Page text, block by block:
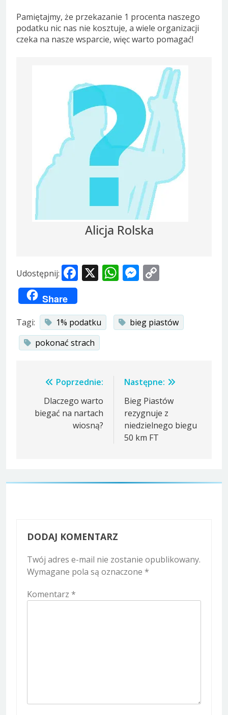
Pamiętajmy, że przekazanie 1 procenta naszego
podatku nic nas nie kosztuje, a wiele organizacji
czeka na nasze wsparcie, więc warto pomagać!
Alicja Rolska
Udostępnij: Facebook
X WhatsApp
Messenger
Share
Tagi: 1% podatku
bieg piastów
pokonać strach
Nawigacja
wpisu
Poprzednie:
Dlaczego warto
biegać na nartach
wiosną?
Następne:
Bieg Piastów
rezygnuje z
niedzielnego biegu
50 km FT
DODAJ KOMENTARZ
Twój adres e-mail nie zostanie opublikowany.
Wymagane pola są oznaczone *
Komentarz *